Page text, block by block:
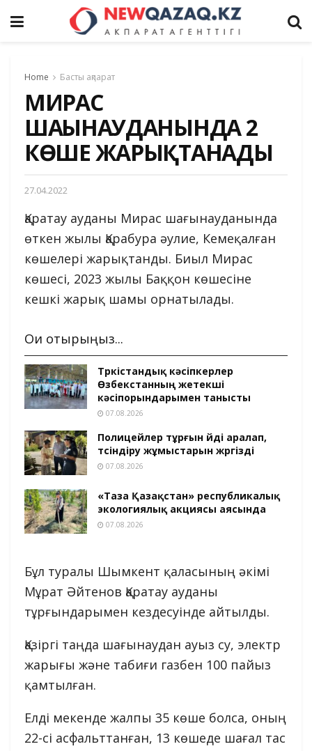
Home Басты ақпарат
МИРАС
ШАҒЫНАУДАНЫНДА 2
КӨШЕ ЖАРЫҚТАНАДЫ
27.04.2022
Қаратау ауданы Мирас шағынауданында
өткен жылы Қарабура әулие, Кемеқалған
көшелері жарықтанды. Биыл Мирас
көшесі, 2023 жылы Баққон көшесіне
кешкі жарық шамы орнатылады.
Оқи отырыңыз...
Түркістандық кәсіпкерлер
Өзбекстанның жетекші
кәсіпорындарымен танысты
07.08.2026
Полицейлер тұрғын үйді аралап,
түсіндіру жұмыстарын жүргізді
07.08.2026
«Таза Қазақстан» республикалық
экологиялық акциясы аясында
07.08.2026
Бұл туралы Шымкент қаласының әкімі
Мұрат Әйтенов Қаратау ауданы
тұрғындарымен кездесуінде айтылды.
Қазіргі таңда шағынаудан ауыз су, электр
жарығы және табиғи газбен 100 пайыз
қамтылған.
Елді мекенде жалпы 35 көше болса, оның
22-сі асфальттанған, 13 көшеде шағал тас